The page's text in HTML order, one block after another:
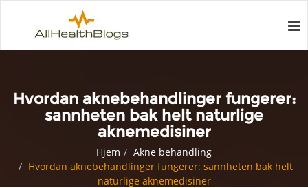
Hvordan aknebehandlinger fungerer:
sannheten bak helt naturlige
aknemedisiner
Hjem
Akne behandling
Hvordan aknebehandlinger fungerer: sannheten bak helt
naturlige aknemedisiner